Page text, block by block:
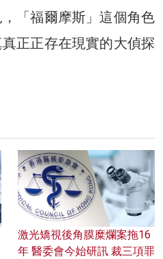
「福爾摩斯」這個角色
正正存在現實的大偵探
激光矯視後角膜糜爛案拖16
年 醫委會今始研訊 裁三項罪